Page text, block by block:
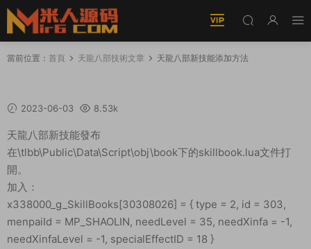
當前位置： 首頁 天龍八部技術文章 天龍八部新技能添加方法
2023-06-03 8.53k
天龍八部新技能發布
在\tlbb\Public\Data\Script\obj\book下的skillbook.lua文件打
開。
加入：
x338000_g_SkillBooks[30308026] = { type = 2, id = 303,
menpaiId = MP_SHAOLIN, needLevel = 35, needXinfa = -1,
needXinfaLevel = -1, specialEffectID = 18 }